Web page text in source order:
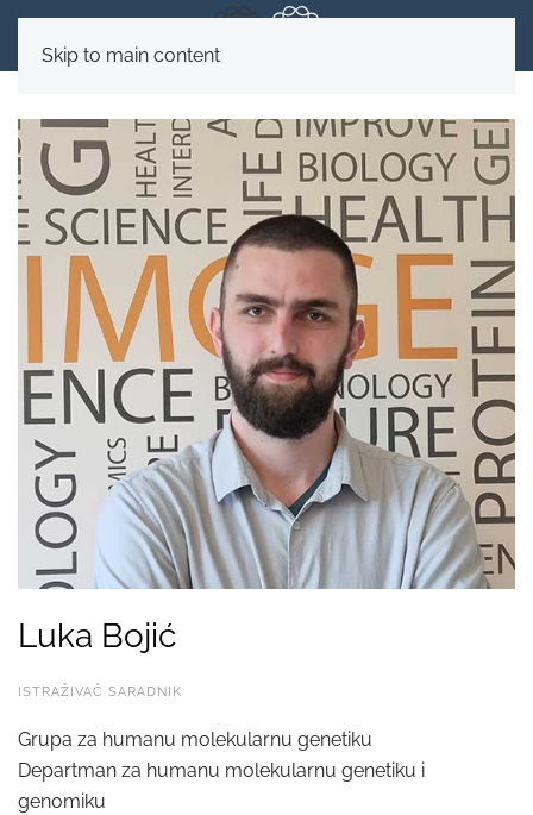
Skip to main content
Luka Bojić
ISTRAŽIVAČ SARADNIK
Grupa za humanu molekularnu genetiku
Departman za humanu molekularnu genetiku i
genomiku